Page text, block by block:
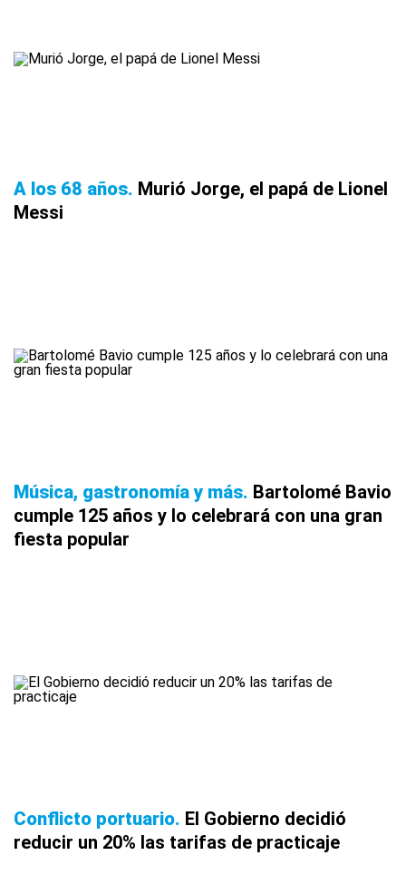
A los 68 años Murió Jorge, el papá de Lionel
Messi
Música, gastronomía y más Bartolomé Bavio
cumple 125 años y lo celebrará con una gran
fiesta popular
Conflicto portuario El Gobierno decidió
reducir un 20% las tarifas de practicaje